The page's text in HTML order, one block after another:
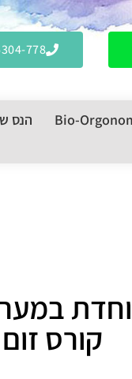
778
Bio- הנס
קורס